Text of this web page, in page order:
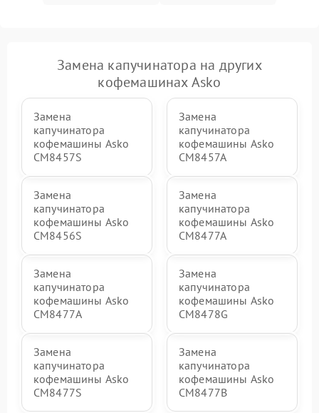
Замена капучинатора на других
кофемашинах Asko
Замена
капучинатора
кофемашины Asko
CM8457S
Замена
капучинатора
кофемашины Asko
CM8457A
Замена
капучинатора
кофемашины Asko
CM8456S
Замена
капучинатора
кофемашины Asko
CM8477A
Замена
капучинатора
кофемашины Asko
СМ8477А
Замена
капучинатора
кофемашины Asko
CM8478G
Замена
капучинатора
кофемашины Asko
CM8477S
Замена
капучинатора
кофемашины Asko
CM8477B